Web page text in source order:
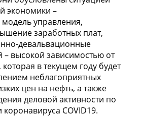
экономики –
управления,
заработных плат,
девальвационные
– высокой зависимостью от
в текущем году будет
неблагоприятных
цен на нефть, а также
деловой активности по
COVID19.